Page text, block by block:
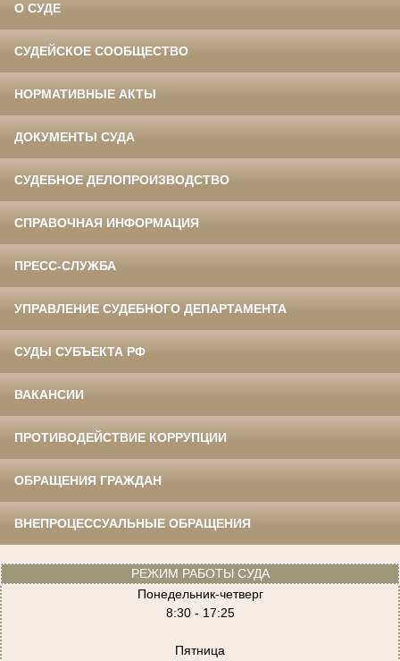
О СУДЕ
СУДЕЙСКОЕ СООБЩЕСТВО
НОРМАТИВНЫЕ АКТЫ
ДОКУМЕНТЫ СУДА
СУДЕБНОЕ ДЕЛОПРОИЗВОДСТВО
СПРАВОЧНАЯ ИНФОРМАЦИЯ
ПРЕСС-СЛУЖБА
УПРАВЛЕНИЕ СУДЕБНОГО ДЕПАРТАМЕНТА
СУДЫ СУБЪЕКТА РФ
ВАКАНСИИ
ПРОТИВОДЕЙСТВИЕ КОРРУПЦИИ
ОБРАЩЕНИЯ ГРАЖДАН
ВНЕПРОЦЕССУАЛЬНЫЕ ОБРАЩЕНИЯ
РЕЖИМ РАБОТЫ СУДА
Понедельник-четверг
8:30 - 17:25
Пятница